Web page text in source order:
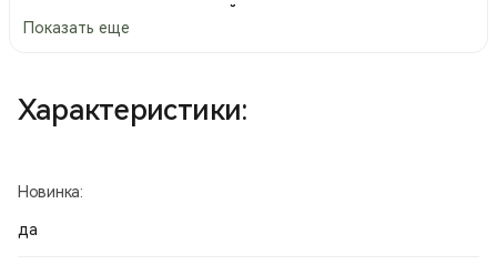
размещение эвакуационной стропы на снаряжении по
системе MOLLE; - обеспечение оперативности извлечения
укладывается, а также легко извлекается; Эвакуационная
стропа может быть использована в разных ситуациях для
Материал: Нейлон 900D
Размеры: 18 х 6 х 5 см.
Показать еще
Характеристики:
Новинка:
да